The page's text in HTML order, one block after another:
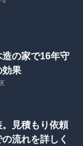
の家で16年守
効果
見積もり依頼
流れを詳しく